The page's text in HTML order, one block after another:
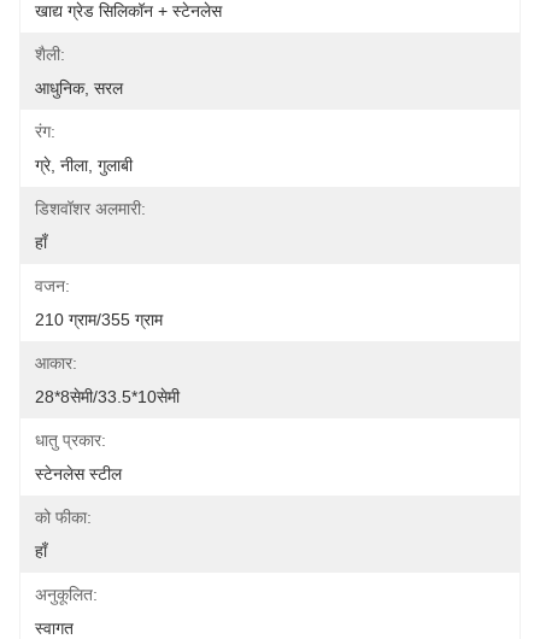
खाद्य ग्रेड सिलिकॉन + स्टेनलेस
शैली:
आधुनिक, सरल
रंग:
ग्रे, नीला, गुलाबी
डिशवॉशर अलमारी:
हाँ
वजन:
210 ग्राम/355 ग्राम
आकार:
28*8सेमी/33.5*10सेमी
धातु प्रकार:
स्टेनलेस स्टील
को फीका:
हाँ
अनुकूलित:
स्वागत